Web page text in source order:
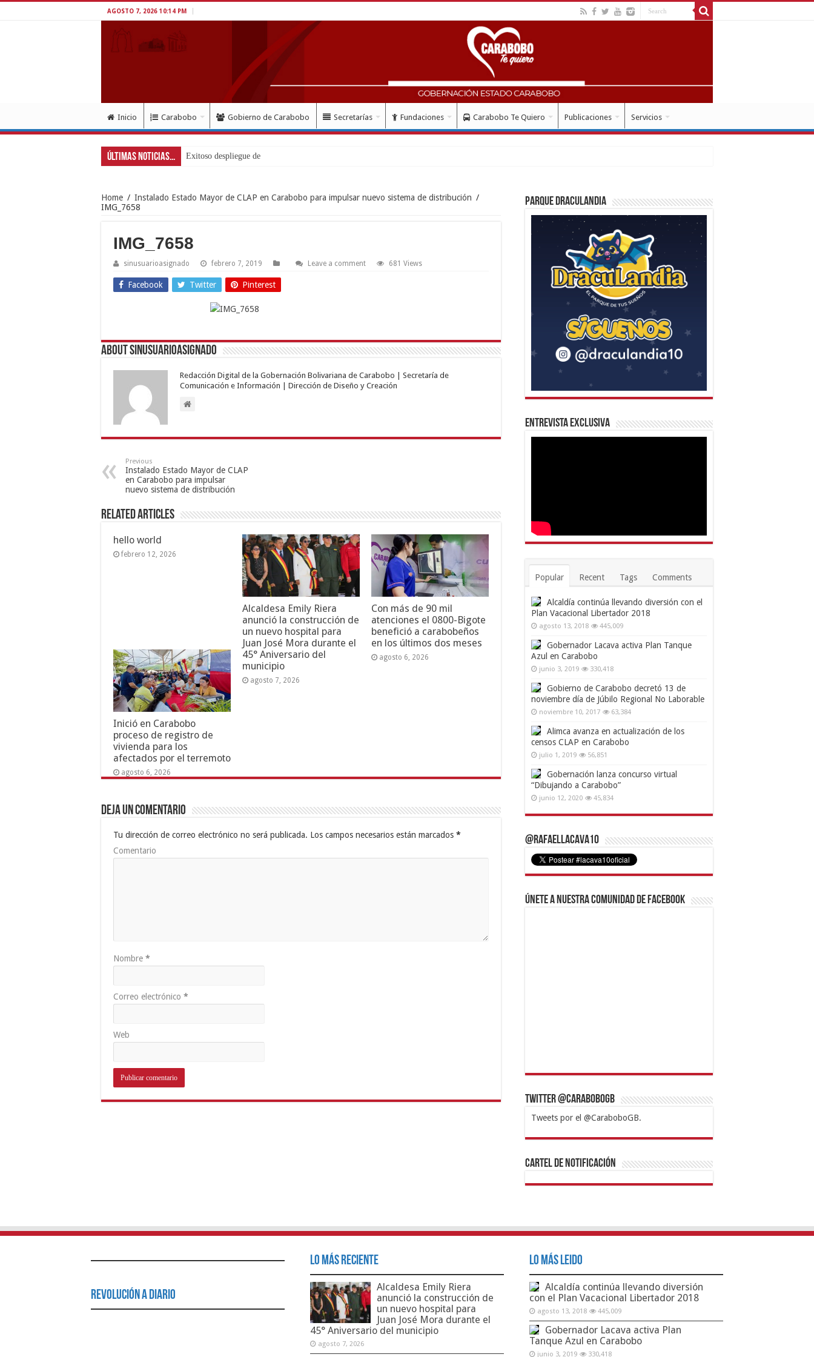
AGOSTO 7, 2026 10:14 PM
Inicio Carabobo Gobierno de Carabobo Secretarías Fundaciones Carabobo Te Quiero Publicaciones Servicios
Últimas Noticias... Exitoso despliegue de salud con instalación grat
Home / Instalado Estado Mayor de CLAP en Carabobo para impulsar nuevo sistema de distribución /
IMG_7658
IMG_7658
sinusuarioasignado febrero 7, 2019 Leave a comment 681 Views
Facebook Twitter Pinterest
About sinusuarioasignado
Redacción Digital de la Gobernación Bolivariana de Carabobo | Secretaría de
Comunicación e Información | Dirección de Diseño y Creación
Previous
Instalado Estado Mayor de CLAP
en Carabobo para impulsar
nuevo sistema de distribución
Related Articles
hello world
febrero 12, 2026
Alcaldesa Emily Riera
anunció la construcción de
un nuevo hospital para
Juan José Mora durante el
45° Aniversario del
municipio
agosto 7, 2026
Con más de 90 mil
atenciones el 0800-Bigote
benefició a carabobeños
en los últimos dos meses
agosto 6, 2026
Inició en Carabobo
proceso de registro de
vivienda para los
afectados por el terremoto
agosto 6, 2026
Deja un comentario
Tu dirección de correo electrónico no será publicada. Los campos necesarios están marcados *
Comentario
Nombre *
Correo electrónico *
Web
Parque Draculandia
Entrevista Exclusiva
Popular Recent Tags Comments
Alcaldía continúa llevando diversión con el
Plan Vacacional Libertador 2018
agosto 13, 2018 445,009
Gobernador Lacava activa Plan Tanque
Azul en Carabobo
junio 3, 2019 330,418
Gobierno de Carabobo decretó 13 de
noviembre día de Júbilo Regional No Laborable
noviembre 10, 2017 63,384
Alimca avanza en actualización de los
censos CLAP en Carabobo
julio 1, 2019 56,851
Gobernación lanza concurso virtual
“Dibujando a Carabobo”
junio 12, 2020 45,834
@RafaelLacava10
Únete a nuestra comunidad de Facebook
Twitter @CaraboboGB
Tweets por el @CaraboboGB.
1xbetBetturkeyBetistKralbetSupertotobetTipobet
https://mvbcasino.com/
Cartel de Notificación
Revolución a Diario
Lo Más Reciente
Alcaldesa Emily Riera
anunció la construcción de
un nuevo hospital para
Juan José Mora durante el
45° Aniversario del municipio
agosto 7, 2026
Lo Más Leido
Alcaldía continúa llevando diversión
con el Plan Vacacional Libertador 2018
agosto 13, 2018 445,009
Gobernador Lacava activa Plan
Tanque Azul en Carabobo
junio 3, 2019 330,418